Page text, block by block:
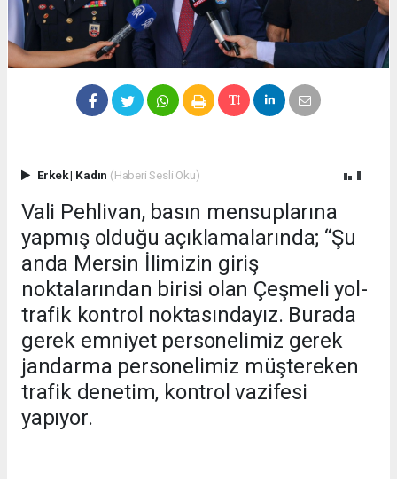
Erkek| Kadın (Haberi Sesli Oku)
Vali Pehlivan, basın mensuplarına
yapmış olduğu açıklamalarında; “Şu
anda Mersin İlimizin giriş
noktalarından birisi olan Çeşmeli yol-
trafik kontrol noktasındayız. Burada
gerek emniyet personelimiz gerek
jandarma personelimiz müştereken
trafik denetim, kontrol vazifesi
yapıyor.